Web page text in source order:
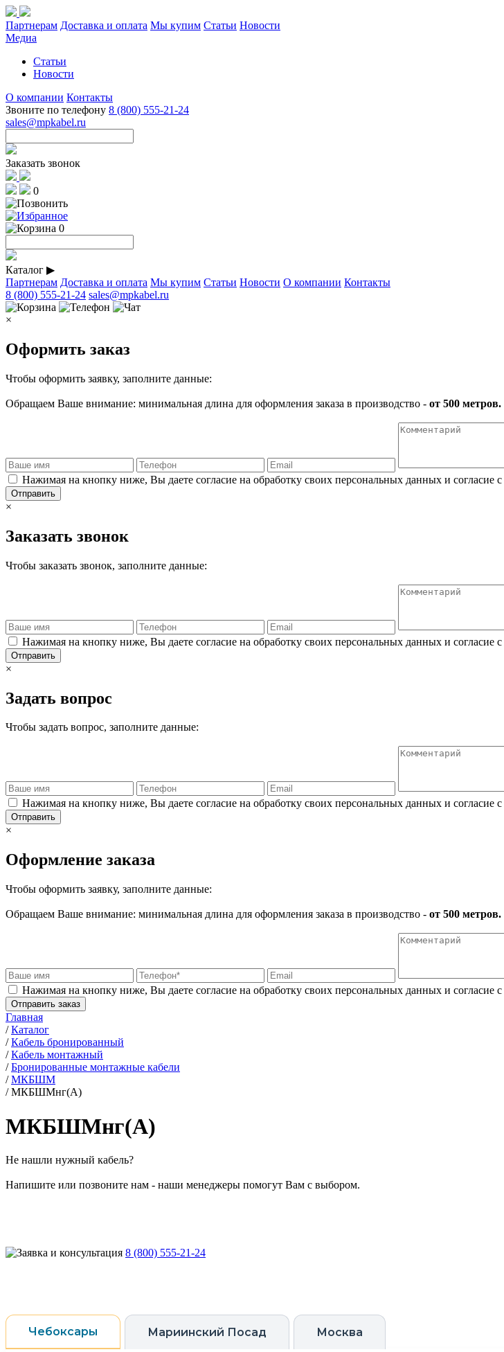
Партнерам Доставка и оплата Мы купим Статьи Новости
Медиа
Статьи
Новости
О компании Контакты
Звоните по телефону 8 (800) 555-21-24
sales@mpkabel.ru
Заказать звонок
0
0
Каталог ▶
Партнерам Доставка и оплата Мы купим Статьи Новости О компании Контакты
8 (800) 555-21-24 sales@mpkabel.ru
×
Оформить заказ
Чтобы оформить заявку, заполните данные:
Обращаем Ваше внимание: минимальная длина для оформления заказа в производство - от 500 метров.
Нажимая на кнопку ниже, Вы даете согласие на обработку своих персональных данных и согласие с
Отправить
×
Заказать звонок
Чтобы заказать звонок, заполните данные:
Нажимая на кнопку ниже, Вы даете согласие на обработку своих персональных данных и согласие с
Отправить
×
Задать вопрос
Чтобы задать вопрос, заполните данные:
Нажимая на кнопку ниже, Вы даете согласие на обработку своих персональных данных и согласие с
Отправить
×
Оформление заказа
Чтобы оформить заявку, заполните данные:
Обращаем Ваше внимание: минимальная длина для оформления заказа в производство - от 500 метров.
Нажимая на кнопку ниже, Вы даете согласие на обработку своих персональных данных и согласие с
Отправить заказ
Главная
/Каталог
/Кабель бронированный
/Кабель монтажный
/Бронированные монтажные кабели
/МКБШМ
/МКБШМнг(А)
МКБШМнг(А)
Не нашли нужный кабель?
Напишите или позвоните нам - наши менеджеры помогут Вам с выбором.
8 (800) 555-21-24
Чебоксары Мариинский Посад Москва